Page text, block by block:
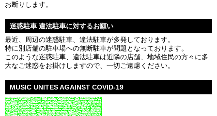
お断りします。
迷惑駐車 違法駐車に対するお願い
最近、周辺の迷惑駐車、違法駐車が多発しております。
特に別店舗の駐車場への無断駐車が問題となっております。
このような迷惑駐車、違法駐車は近隣の店舗、地域住民の方々に多
大なご迷惑をお掛けしますので、一切ご遠慮ください。
MUSIC UNITES AGAINST COVID-19